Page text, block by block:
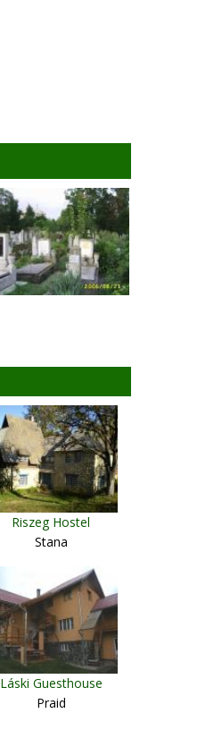
Riszeg Hostel
Stana
Láski Guesthouse
Praid